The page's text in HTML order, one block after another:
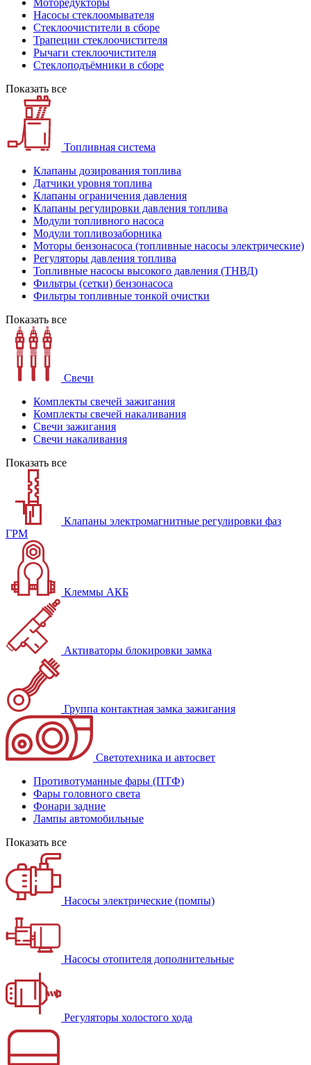
Моторедукторы
Насосы стеклоомывателя
Стеклоочистители в сборе
Трапеции стеклоочистителя
Рычаги стеклоочистителя
Стеклоподъёмники в сборе
Показать все
Топливная система
Клапаны дозирования топлива
Датчики уровня топлива
Клапаны ограничения давления
Клапаны регулировки давления топлива
Модули топливного насоса
Модули топливозаборника
Моторы бензонасоса (топливные насосы электрические)
Регуляторы давления топлива
Топливные насосы высокого давления (ТНВД)
Фильтры (сетки) бензонасоса
Фильтры топливные тонкой очистки
Показать все
Свечи
Комплекты свечей зажигания
Комплекты свечей накаливания
Свечи зажигания
Свечи накаливания
Показать все
Клапаны электромагнитные регулировки фаз
ГРМ
Клеммы АКБ
Активаторы блокировки замка
Группа контактная замка зажигания
Светотехника и автосвет
Противотуманные фары (ПТФ)
Фары головного света
Фонари задние
Лампы автомобильные
Показать все
Насосы электрические (помпы)
Насосы отопителя дополнительные
Регуляторы холостого хода